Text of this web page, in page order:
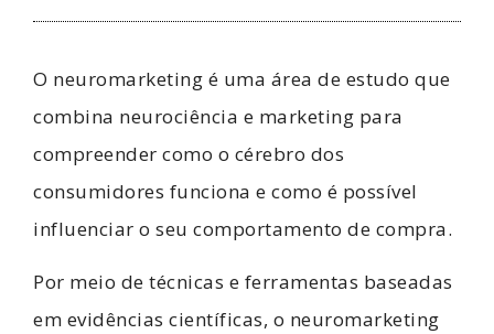
O neuromarketing é uma área de estudo que
combina neurociência e marketing para
compreender como o cérebro dos
consumidores funciona e como é possível
influenciar o seu comportamento de compra.
Por meio de técnicas e ferramentas baseadas
em evidências científicas, o neuromarketing